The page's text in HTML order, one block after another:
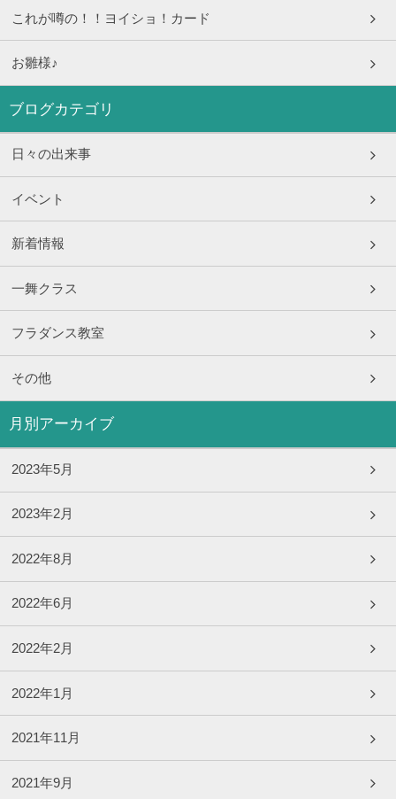
これが噂の！！ヨイショ！カード
お雛様♪
ブログカテゴリ
日々の出来事
イベント
新着情報
一舞クラス
フラダンス教室
その他
月別アーカイブ
2023年5月
2023年2月
2022年8月
2022年6月
2022年2月
2022年1月
2021年11月
2021年9月